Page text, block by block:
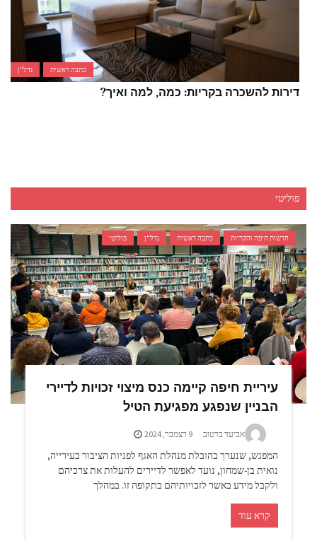
כתבה ראשית נדל"ן
דירות להשכרה בקריות: כמה, למה ואיך?
פוליטי
חדשות חיפה והקריות כתבה ראשית נדל"ן פוליטי
עיריית חיפה קיימה כנס מיצוי זכויות לדיירי
הבניין שנפגע מפגיעת הטיל
אביעד ברטוב 9 דצמבר, 2024
המפגש, שנערך בהובלת מנהלת האגף לפניות הציבור בעירייה,
נואית בן-שמחון, נועד לאפשר לדיירים להעלות את צרכיהם
ולקבל מידע באשר לזכויותיהם בתקופה זו. במהלך
קרא עוד